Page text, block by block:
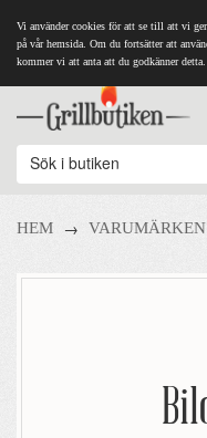
Vi använder cookies för att se till att vi
på vår hemsida. Om du fortsätter att
kommer vi att anta att du godkänner detta.
HEM → VARUMÄRKEN